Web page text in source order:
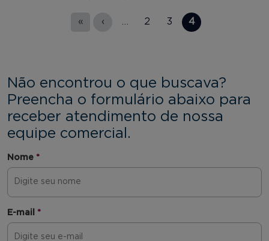
« ‹ 2 3 4
Não encontrou o que buscava?
Preencha o formulário abaixo para
receber atendimento de nossa
equipe comercial.
Nome *
E-mail *